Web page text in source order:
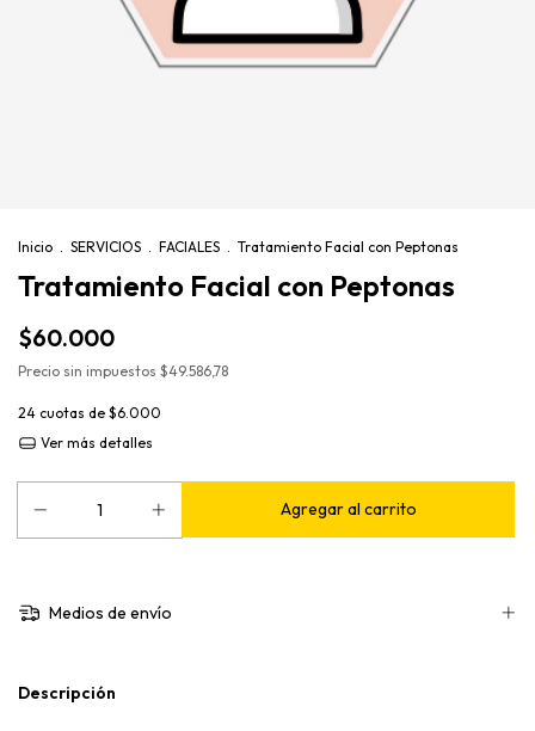
Inicio . SERVICIOS . FACIALES . Tratamiento Facial con Peptonas
Tratamiento Facial con Peptonas
$60.000
Precio sin impuestos $49.586,78
24 cuotas de $6.000
Ver más detalles
Medios de envío
Descripción